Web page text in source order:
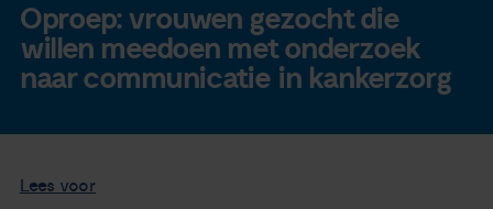
Leven met
Ervaringen
Oproep: vrouwen gezocht die
willen meedoen met onderzoek
naar communicatie in kankerzorg
Lees voor